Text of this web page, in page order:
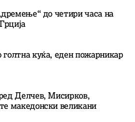
до четири часа на
куќа, еден пожарникар
Делчев, Мисирков,
македонски великани